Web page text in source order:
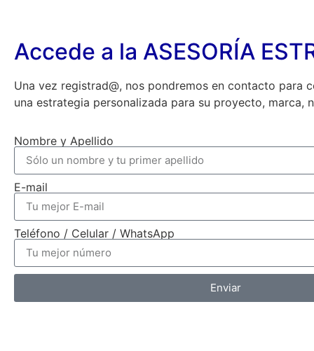
Accede a la ASESORÍA
Una vez registrad@, nos pondremos en contacto para
una estrategia personalizada para su proyecto, marca,
Nombre y Apellido
E-mail
Teléfono / Celular / WhatsApp
Enviar